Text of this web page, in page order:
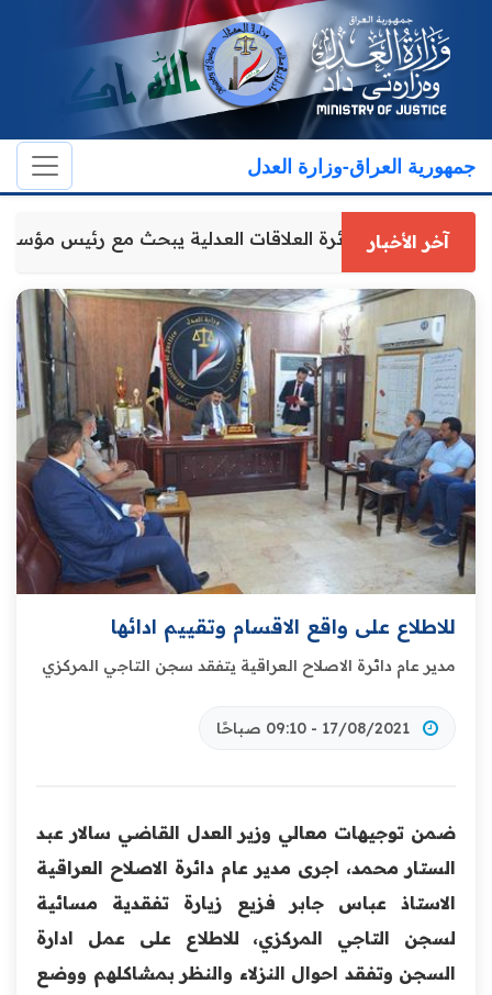
جمهورية العراق-وزارة العدل
آخر الأخبارمدير عام دائرة العلاقات العدلية يبحث مع رئيس
للاطلاع على واقع الاقسام وتقييم ادائها
مدير عام دائرة الاصلاح العراقية يتفقد سجن التاجي المركزي
17/08/2021 - 09:10 صباحًا
ضمن توجيهات معالي وزير العدل القاضي سالار عبد
الستار محمد، اجرى مدير عام دائرة الاصلاح العراقية
الاستاذ عباس جابر فزيع زيارة تفقدية مسائية
لسجن التاجي المركزي، للاطلاع على عمل ادارة
السجن وتفقد احوال النزلاء والنظر بمشاكلهم ووضع